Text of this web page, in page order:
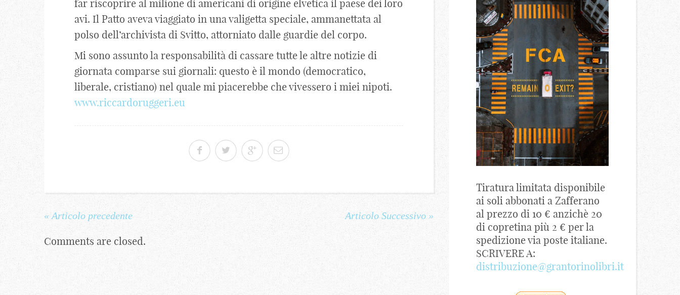
far riscoprire al milione di americani di origine elvetica il paese dei loro
avi. Il Patto aveva viaggiato in una valigetta speciale, ammanettata al
polso dell’archivista di Svitto, attorniato dalle guardie del corpo.
Mi sono assunto la responsabilità di cassare tutte le altre notizie di
giornata comparse sui giornali: questo è il mondo (democratico,
liberale, cristiano) nel quale mi piacerebbe che vivessero i miei nipoti.
www.riccardoruggeri.eu
« Articolo precedente Articolo Successivo »
Comments are closed.
Tiratura limitata disponibile
ai soli abbonati a Zafferano
al prezzo di 10 € anzichè 20
di copretina più 2 € per la
spedizione via poste italiane.
SCRIVERE A:
distribuzione@grantorinolibri.it